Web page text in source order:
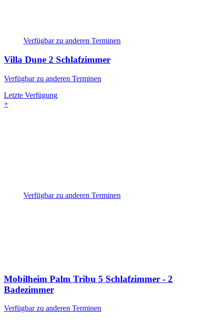
Verfügbar zu anderen Terminen
Villa Dune 2 Schlafzimmer
Verfügbar zu anderen Terminen
Letzte Verfügung
+
Verfügbar zu anderen Terminen
Mobilheim Palm Tribu 5 Schlafzimmer - 2
Badezimmer
Verfügbar zu anderen Terminen